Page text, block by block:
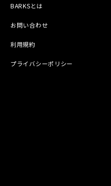
BARKSとは
お問い合わせ
利用規約
プライバシーポリシー